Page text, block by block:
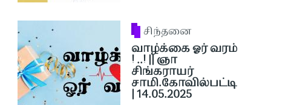
சிந்தனை
வாழ்க்கை ஓர் வரம்
! ..! || ஞா
சிங்கராயர்
சாமி.கோவில்பட்டி
| 14.05.2025